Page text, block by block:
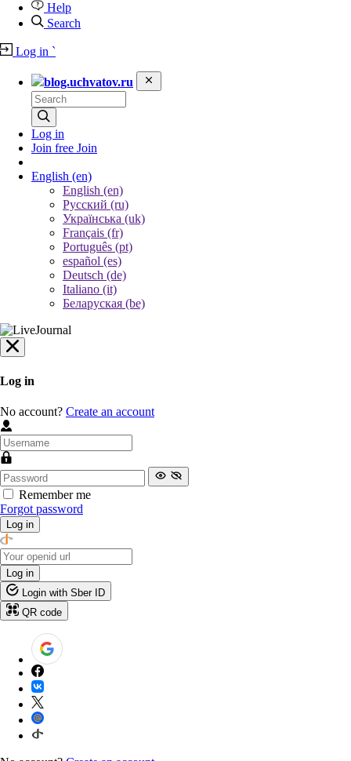
Help
Search
Log in `
blog.uchvatov.ru
Log in
Join free Join
English (en)
English (en)
Русский (ru)
Українська (uk)
Français (fr)
Português (pt)
español (es)
Deutsch (de)
Italiano (it)
Беларуская (be)
Log in
No account? Create an account
Remember me
Forgot password
Log in
Log in
Login with Sber ID
QR code